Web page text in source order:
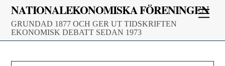
Skip
content
NATIONALEKONOMISKA FÖRENINGEN
GRUNDAD 1877 OCH GER UT TIDSKRIFTEN
EKONOMISK DEBATT SEDAN 1973